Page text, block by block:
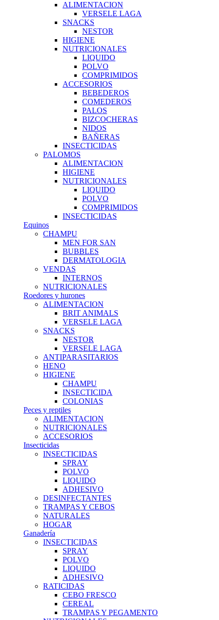
ALIMENTACION
VERSELE LAGA
SNACKS
NESTOR
HIGIENE
NUTRICIONALES
LIQUIDO
POLVO
COMPRIMIDOS
ACCESORIOS
BEBEDEROS
COMEDEROS
PALOS
BIZCOCHERAS
NIDOS
BAÑERAS
INSECTICIDAS
PALOMOS
ALIMENTACION
HIGIENE
NUTRICIONALES
LIQUIDO
POLVO
COMPRIMIDOS
INSECTICIDAS
Equinos
CHAMPU
MEN FOR SAN
BUBBLES
DERMATOLOGIA
VENDAS
INTERNOS
NUTRICIONALES
Roedores y hurones
ALIMENTACION
BRIT ANIMALS
VERSELE LAGA
SNACKS
NESTOR
VERSELE LAGA
ANTIPARASITARIOS
HENO
HIGIENE
CHAMPU
INSECTICIDA
COLONIAS
Peces y reptiles
ALIMENTACION
NUTRICIONALES
ACCESORIOS
Insecticidas
INSECTICIDAS
SPRAY
POLVO
LIQUIDO
ADHESIVO
DESINFECTANTES
TRAMPAS Y CEBOS
NATURALES
HOGAR
Ganadería
INSECTICIDAS
SPRAY
POLVO
LIQUIDO
ADHESIVO
RATICIDAS
CEBO FRESCO
CEREAL
TRAMPAS Y PEGAMENTO